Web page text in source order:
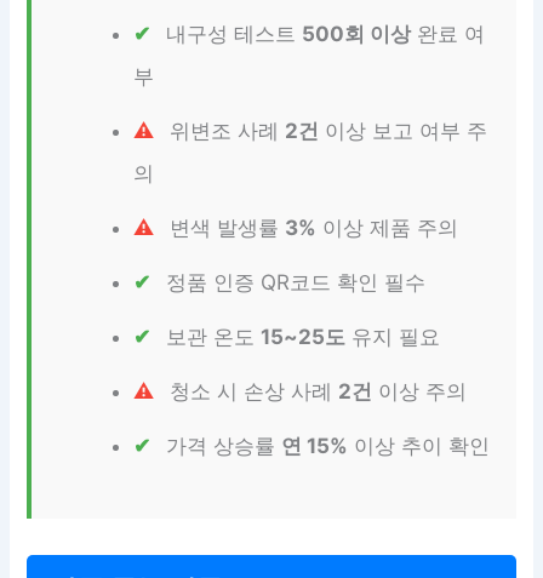
내구성 테스트 500회 이상완료 여
부
위변조 사례 2건 이상 보고 여부 주
의
변색 발생률 3% 이상 제품 주의
정품 인증 QR코드 확인 필수
보관 온도 15~25도 유지 필요
청소 시 손상 사례 2건 이상 주의
가격 상승률 연 15% 이상 추이 확인